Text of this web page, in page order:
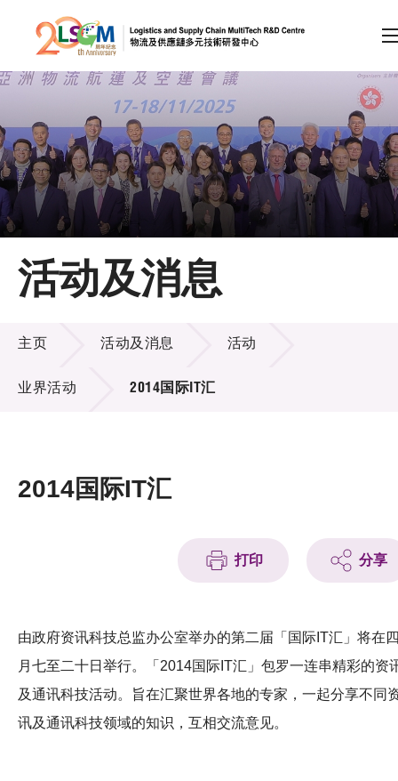
跳到内容（按回车键）
会员登录
A A EN 繁 简
主页
关于LSCM
技术商品化
项目及资助计划
活动及消息
科技分享
会籍
活动及消息
活动及消息
主页 活动及消息 活动
业界活动 2014国际IT汇
2014国际IT汇
打印 分享
由政府资讯科技总监办公室举办的第二届「国际IT汇」将在
月七至二十日举行。「2014国际IT汇」包罗一连串精彩的资
及通讯科技活动。旨在汇聚世界各地的专家，一起分享不同
讯及通讯科技领域的知识，互相交流意见。